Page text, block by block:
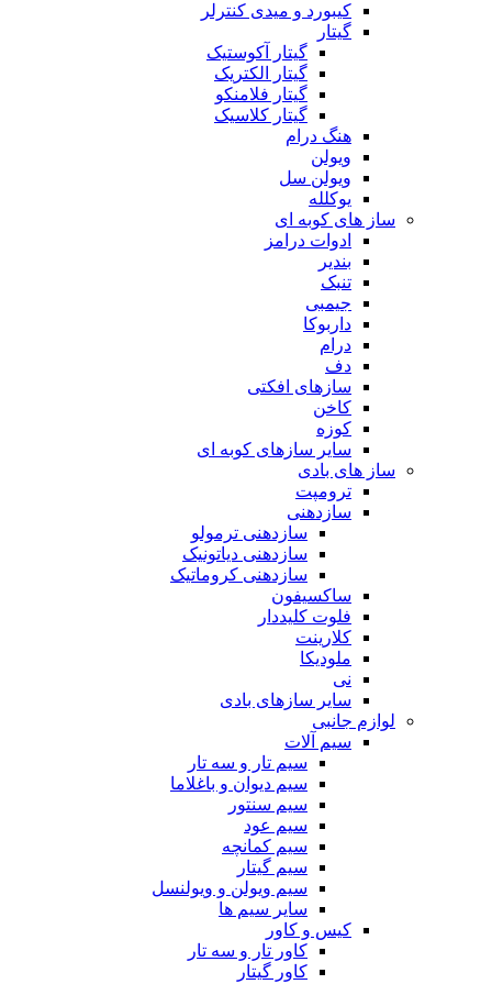
کیبورد و میدی کنترلر
گیتار
گیتار آکوستیک
گیتار الکتریک
گیتار فلامنکو
گیتار کلاسیک
هنگ درام
ویولن
ویولن سل
یوکلله
ساز های کوبه ای
ادوات درامز
بندیر
تنبک
جیمبی
داربوکا
درام
دف
سازهای افکتی
کاخن
کوزه
سایر سازهای کوبه ای
ساز های بادی
ترومپت
سازدهنی
سازدهنی ترمولو
سازدهنی دیاتونیک
سازدهنی کروماتیک
ساکسیفون
فلوت کلیددار
کلارینت
ملودیکا
نی
سایر سازهای بادی
لوازم جانبی
سیم آلات
سیم تار و سه تار
سیم دیوان و باغلاما
سیم سنتور
سیم عود
سیم کمانچه
سیم گیتار
سیم ویولن و ویولنسل
سایر سیم ها
کیس و کاور
کاور تار و سه تار
کاور گیتار